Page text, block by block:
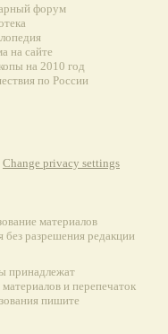
форум
на сайте
на 2010 год
по России
Change privacy settings
материалов
без разрешения редакции
принадлежат
и перепечаток
пишите